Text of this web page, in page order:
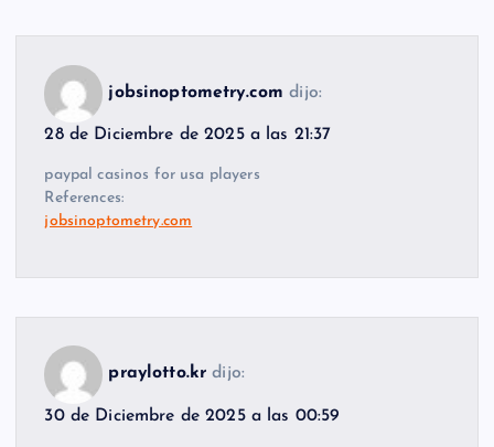
jobsinoptometry.com dijo:
28 de Diciembre de 2025 a las 21:37
paypal casinos for usa players
References:
jobsinoptometry.com
praylotto.kr dijo:
30 de Diciembre de 2025 a las 00:59